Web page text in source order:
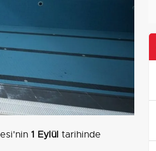
1 Eylül tarihinde